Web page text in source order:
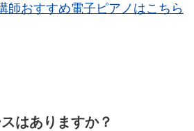
師おすすめ電子ピアノはこちら
はありますか？